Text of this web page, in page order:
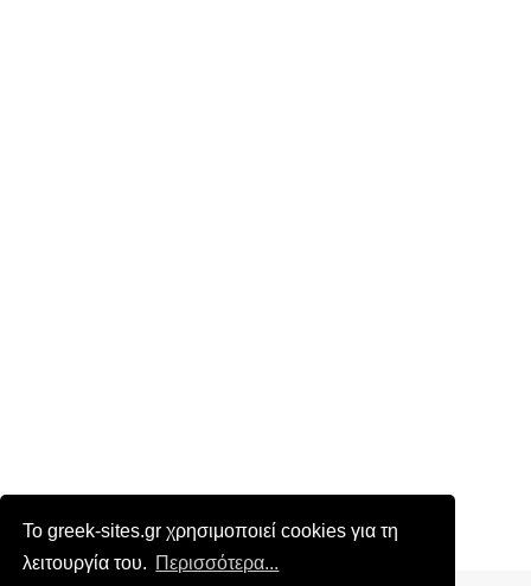
Το greek-sites.gr χρησιμοποιεί cookies για τη
λειτουργία του. Περισσότερα...